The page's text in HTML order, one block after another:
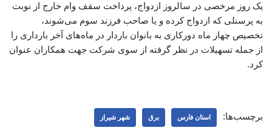
یک روز مرخصی در سالروز ازدواج، پرداخت سقف وام خارج از نوبت
به پرسنلی که ازدواج کرده و یا صاحب فرزند سوم می‌شوند،
تخصیص چهار ماه دورکاری به بانوان باردار در ماه‌های آخر بارداری را
از جمله تسهیلات در نظر گرفته از سوی شرکت جهت همکاران عنوان
کرد.
برچسب‌ها: استان فارس برق شهر شیراز